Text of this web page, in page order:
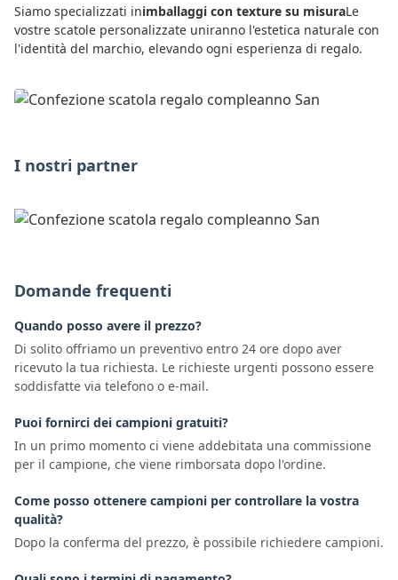
Siamo specializzati inimballaggi con texture su misuraLe
vostre scatole personalizzate uniranno l'estetica naturale con
l'identità del marchio, elevando ogni esperienza di regalo.
I nostri partner
Domande frequenti
Quando posso avere il prezzo?
Di solito offriamo un preventivo entro 24 ore dopo aver
ricevuto la tua richiesta. Le richieste urgenti possono essere
soddisfatte via telefono o e-mail.
Puoi fornirci dei campioni gratuiti?
In un primo momento ci viene addebitata una commissione
per il campione, che viene rimborsata dopo l'ordine.
Come posso ottenere campioni per controllare la vostra
qualità?
Dopo la conferma del prezzo, è possibile richiedere campioni.